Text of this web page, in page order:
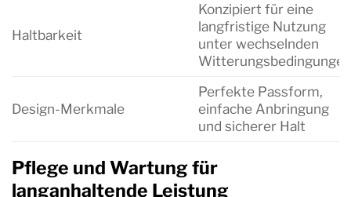
Haltbarkeit
Konzipiert für eine
langfristige Nutzung
unter wechselnden
Witterungsbedingungen
Design-Merkmale
Perfekte Passform,
einfache Anbringung
und sicherer Halt
Pflege und Wartung für
langanhaltende Leistung